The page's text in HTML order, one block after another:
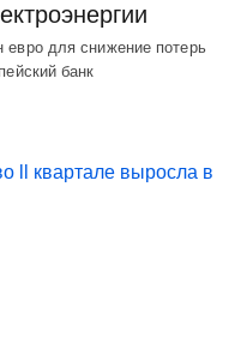
для снижение потерь
банк